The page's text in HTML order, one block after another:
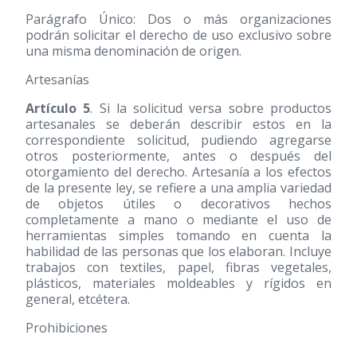
Parágrafo Único: Dos o más organizaciones
podrán solicitar el derecho de uso exclusivo sobre
una misma denominación de origen.
Artesanías
Artículo 5. Si la solicitud versa sobre productos
artesanales se deberán describir estos en la
correspondiente solicitud, pudiendo agregarse
otros posteriormente, antes o después del
otorgamiento del derecho. Artesanía a los efectos
de la presente ley, se refiere a una amplia variedad
de objetos útiles o decorativos hechos
completamente a mano o mediante el uso de
herramientas simples tomando en cuenta la
habilidad de las personas que los elaboran. Incluye
trabajos con textiles, papel, fibras vegetales,
plásticos, materiales moldeables y rígidos en
general, etcétera.
Prohibiciones